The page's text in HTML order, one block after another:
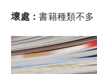
壞處：書籍種類不多